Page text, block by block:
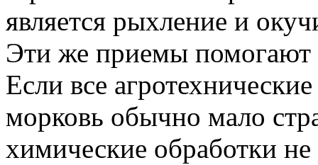
является рыхление и
Эти же приемы помогают
Если все
морковь обычно мало
химические обработки